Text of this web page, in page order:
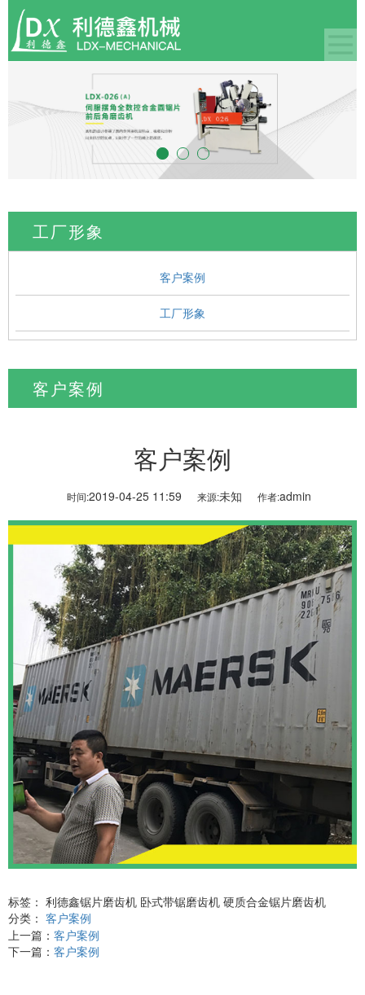
工厂形象
客户案例
工厂形象
客户案例
当前位置: 首页>工厂形象>客户案例
客户案例
时间:2019-04-25 11:59 来源:未知 作者:admin
标签： 利德鑫锯片磨齿机 卧式带锯磨齿机 硬质合金锯片磨齿机
分类： 客户案例
上一篇： 客户案例
下一篇： 客户案例